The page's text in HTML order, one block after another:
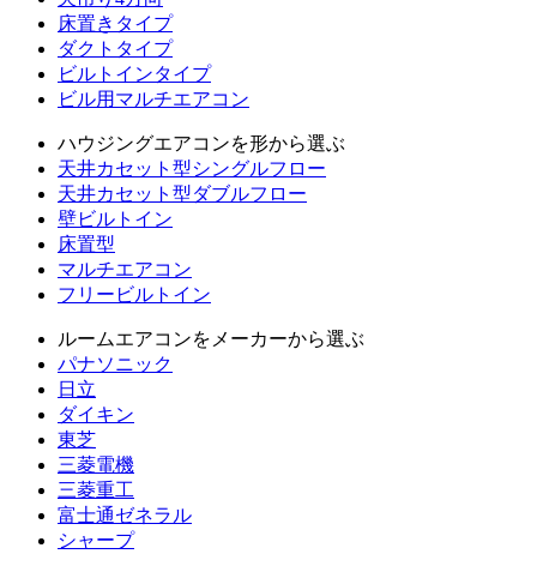
床置きタイプ
ダクトタイプ
ビルトインタイプ
ビル用マルチエアコン
ハウジングエアコンを形から選ぶ
天井カセット型シングルフロー
天井カセット型ダブルフロー
壁ビルトイン
床置型
マルチエアコン
フリービルトイン
ルームエアコンをメーカーから選ぶ
パナソニック
日立
ダイキン
東芝
三菱電機
三菱重工
富士通ゼネラル
シャープ